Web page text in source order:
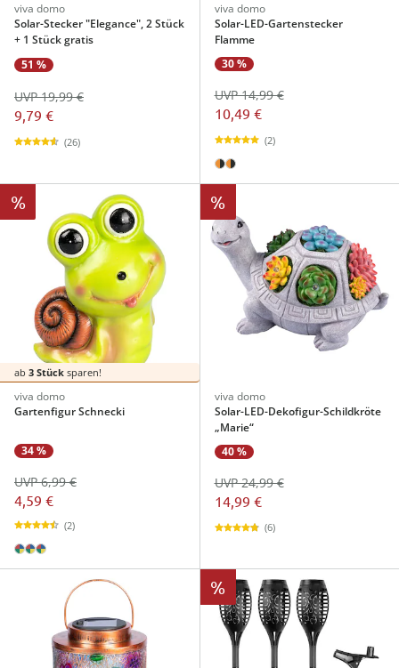
viva domo
Solar-Stecker "Elegance", 2 Stück
+ 1 Stück gratis
51 %
9,79 €
UVP 19,99 €
(26)
viva domo
Solar-LED-Gartenstecker
Flamme
30 %
10,49 €
UVP 14,99 €
(2)
%
ab 3 Stück sparen!
viva domo
Gartenfigur Schnecki
34 %
4,59 €
UVP 6,99 €
(2)
%
viva domo
Solar-LED-Dekofigur-Schildkröte
„Marie“
40 %
14,99 €
UVP 24,99 €
(6)
%